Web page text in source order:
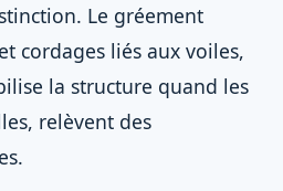
Le gréement
cordages liés aux voiles,
la structure quand les
relèvent des